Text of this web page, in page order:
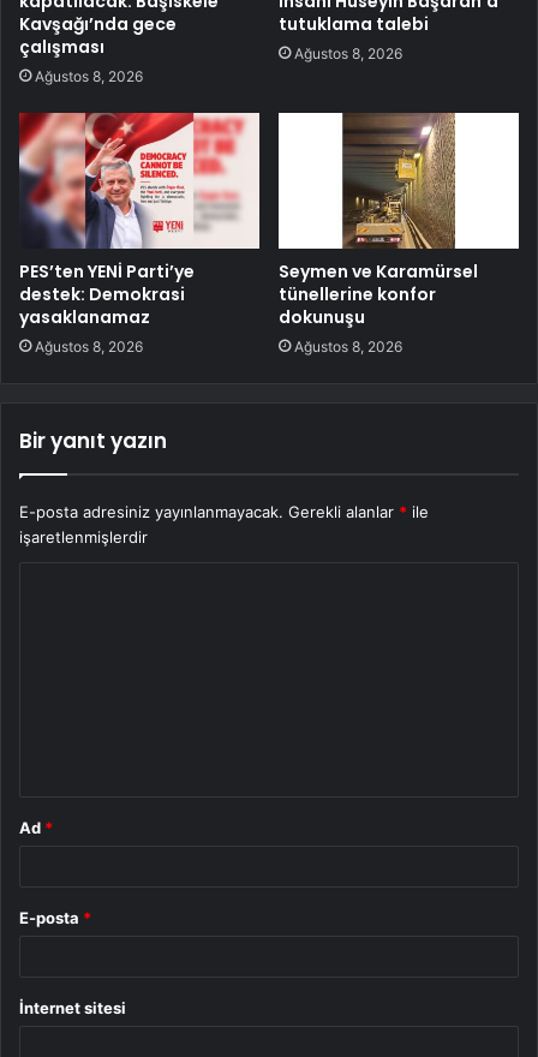
Kavşağı’nda gece
çalışması
Ağustos 8, 2026
tutuklama talebi
Ağustos 8, 2026
PES’ten YENİ Parti’ye
destek: Demokrasi
yasaklanamaz
Ağustos 8, 2026
Seymen ve Karamürsel
tünellerine konfor
dokunuşu
Ağustos 8, 2026
Bir yanıt yazın
E-posta adresiniz yayınlanmayacak. Gerekli alanlar * ile
işaretlenmişlerdir
Ad *
E-posta *
İnternet sitesi